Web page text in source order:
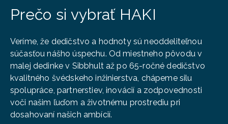
Prečo si vybrať HAKI
Veríme, že dedičstvo a hodnoty sú neoddeliteľnou
súčasťou nášho úspechu. Od miestneho pôvodu v
malej dedinke v Sibbhult až po 65-ročné dedičstvo
kvalitného švédskeho inžinierstva, chápeme silu
spolupráce, partnerstiev, inovácií a zodpovednosti
voči našim ľuďom a životnému prostrediu pri
dosahovaní našich ambícií.